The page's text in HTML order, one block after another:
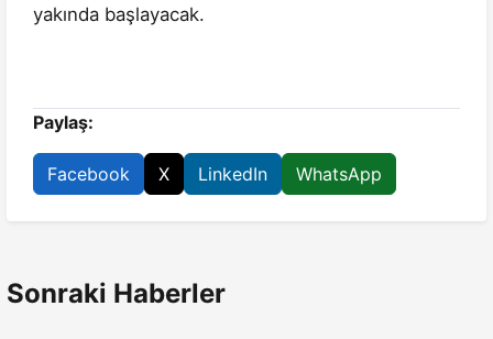
yakında başlayacak.
Paylaş:
Facebook X LinkedIn WhatsApp
Sonraki Haberler